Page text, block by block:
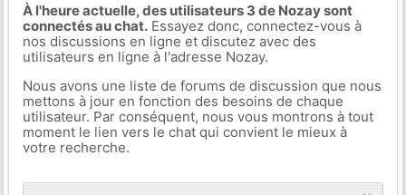
À l'heure actuelle, des utilisateurs 3 de Nozay sont
connectés au chat.Essayez donc, connectez-vous à
nos discussions en ligne et discutez avec des
utilisateurs en ligne à l'adresse Nozay.
Nous avons une liste de forums de discussion que nous
mettons à jour en fonction des besoins de chaque
utilisateur. Par conséquent, nous vous montrons à tout
moment le lien vers le chat qui convient le mieux à
votre recherche.